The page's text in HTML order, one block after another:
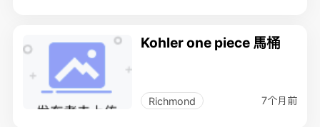
Kohler one piece 馬桶
Richmond 7个月前